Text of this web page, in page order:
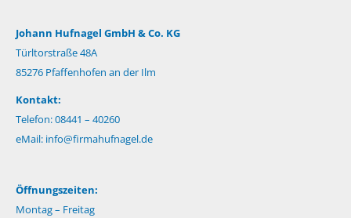
Johann Hufnagel GmbH & Co. KG
Türltorstraße 48A
85276 Pfaffenhofen an der Ilm
Kontakt:
Telefon: 08441 – 40260
eMail: info@firmahufnagel.de
Öffnungszeiten:
Montag – Freitag